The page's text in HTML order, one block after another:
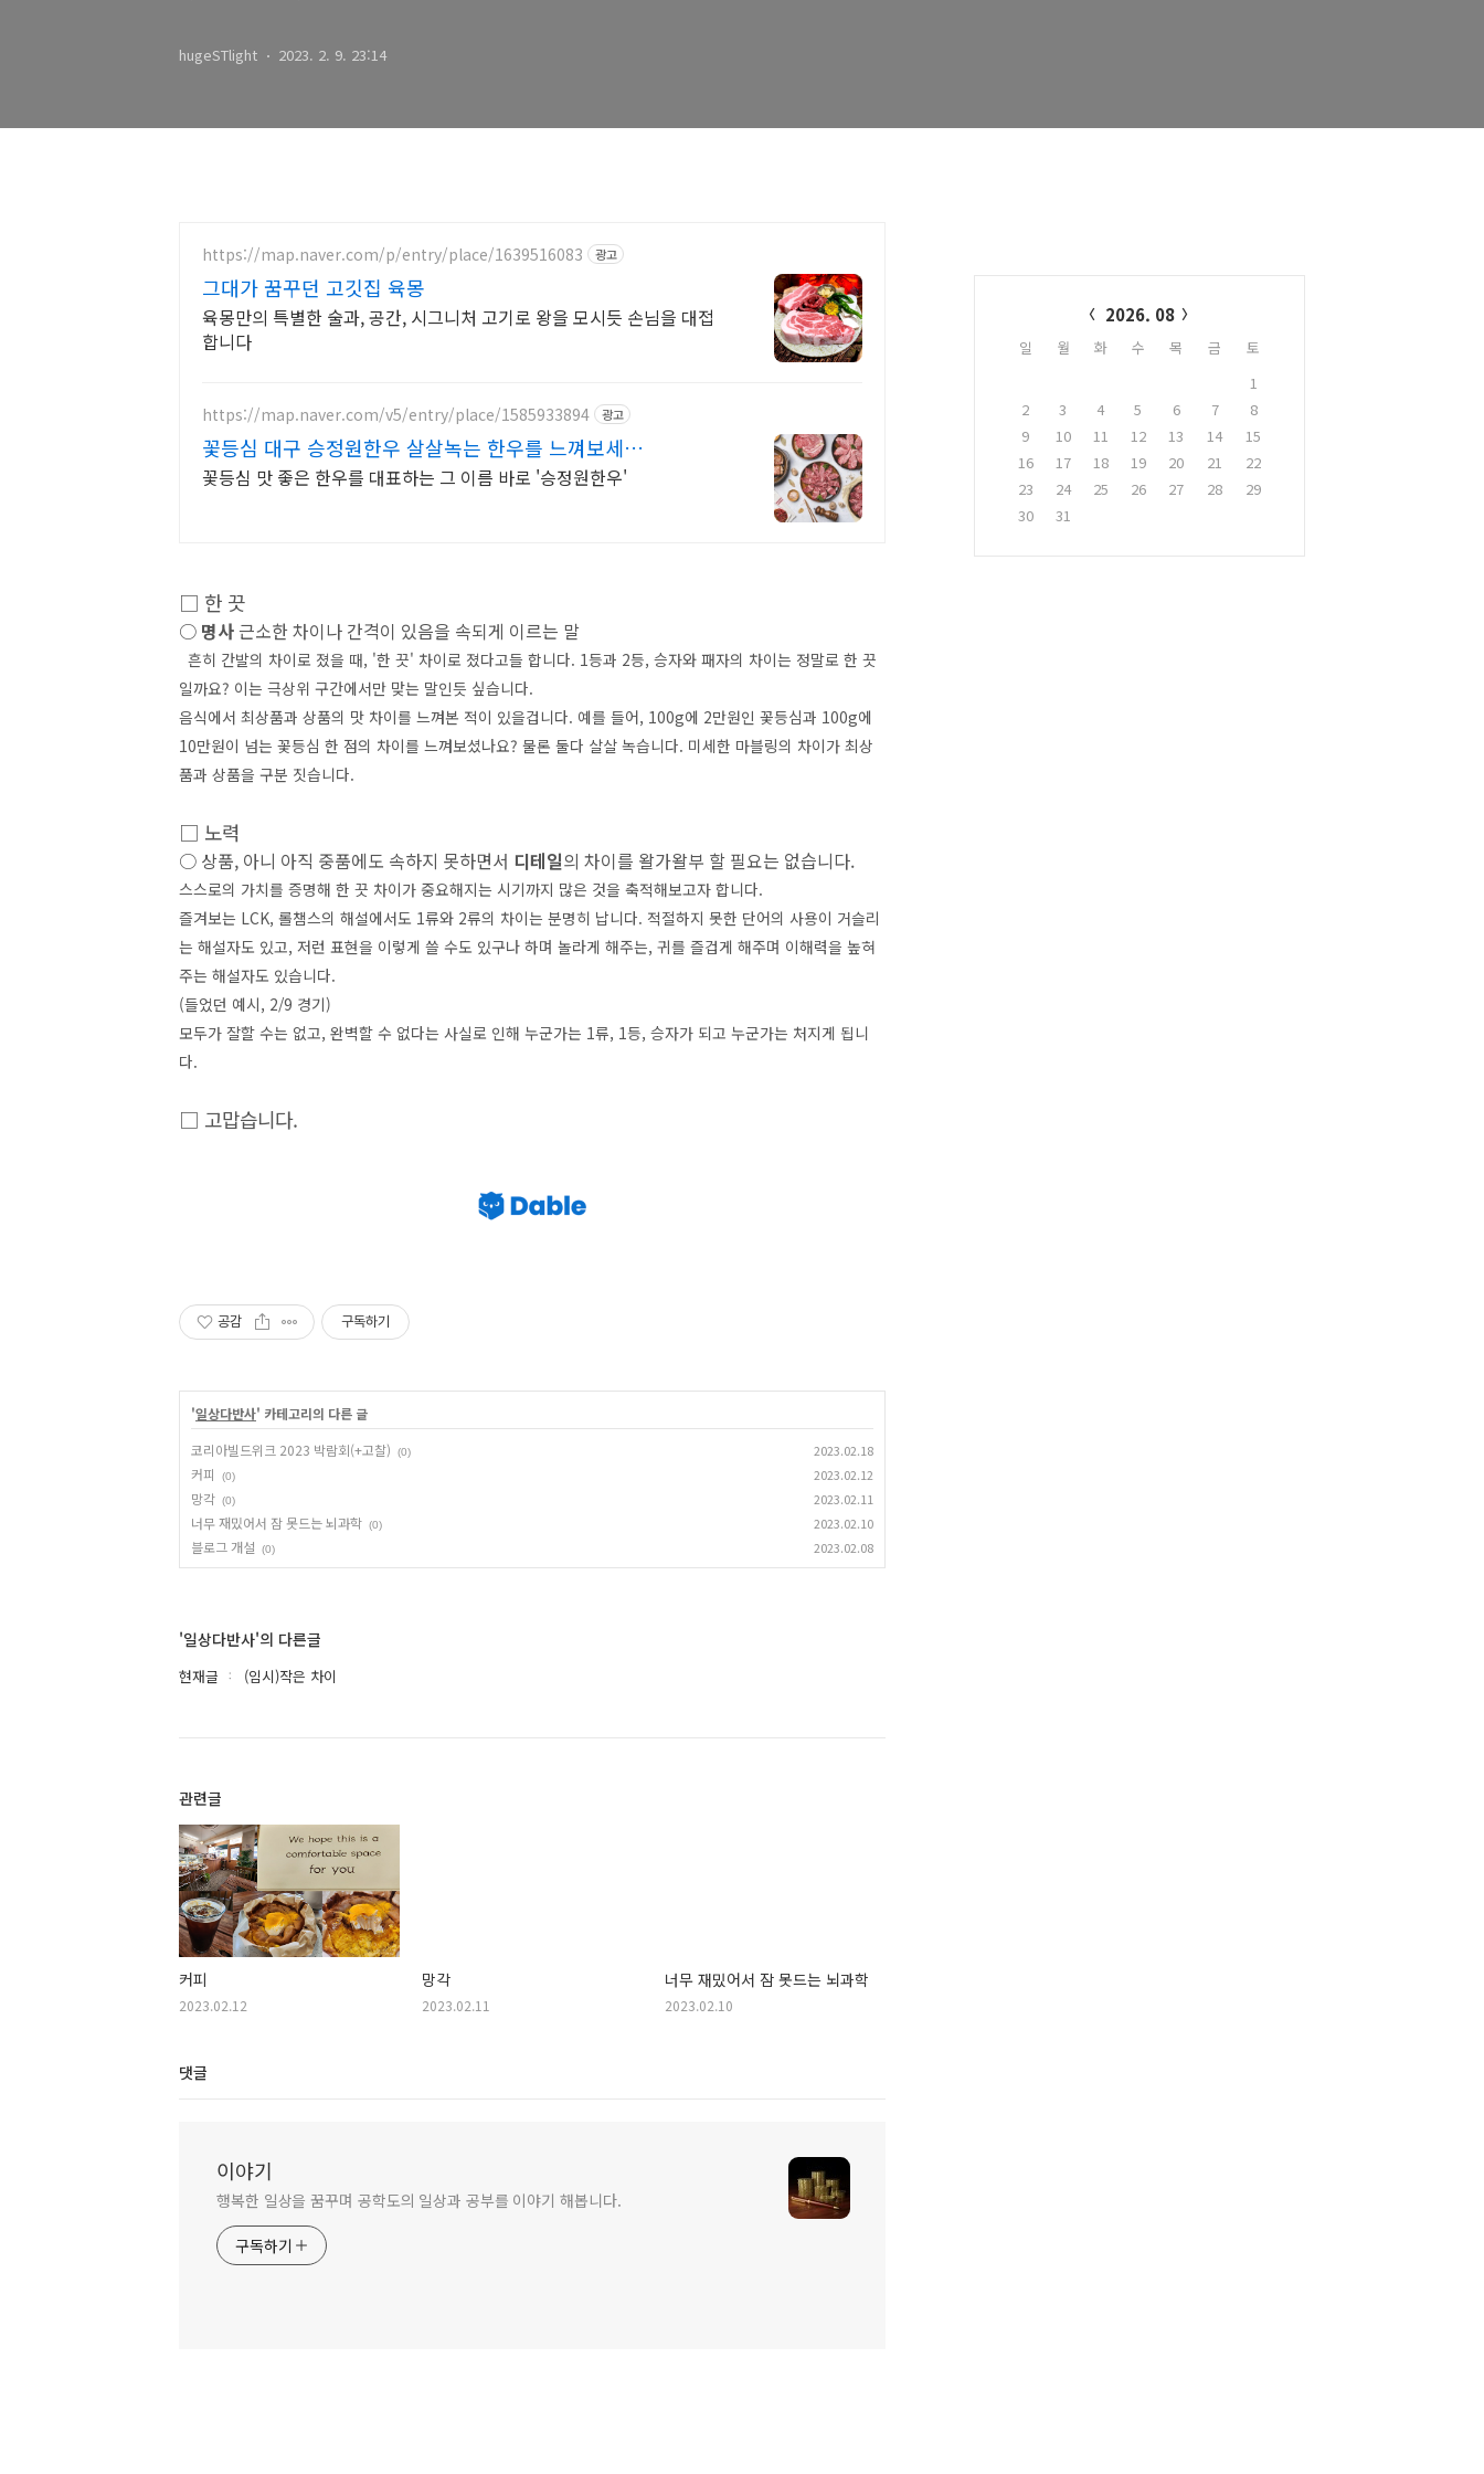
hugeSTlight 2023. 2. 9. 23:14
https://map.naver.com/p/entry/place/1639516083 광고
그대가 꿈꾸던 고깃집 육몽
육몽만의 특별한 술과, 공간, 시그니처 고기로 왕을 모시듯 손님을 대접
합니다
https://map.naver.com/v5/entry/place/1585933894 광고
꽃등심 대구 승정원한우 살살녹는 한우를 느껴보세
요!
꽃등심 맛 좋은 한우를 대표하는 그 이름 바로 '승정원한우'
□ 한 끗
○ 명사 근소한 차이나 간격이 있음을 속되게 이르는 말
흔히 간발의 차이로 졌을 때, '한 끗' 차이로 졌다고들 합니다. 1등과 2등, 승자와 패자의 차이는 정말로 한 끗
일까요? 이는 극상위 구간에서만 맞는 말인듯 싶습니다.
음식에서 최상품과 상품의 맛 차이를 느껴본 적이 있을겁니다. 예를 들어, 100g에 2만원인 꽃등심과 100g에
10만원이 넘는 꽃등심 한 점의 차이를 느껴보셨나요? 물론 둘다 살살 녹습니다. 미세한 마블링의 차이가 최상
품과 상품을 구분 짓습니다.
□ 노력
○ 상품, 아니 아직 중품에도 속하지 못하면서 디테일의 차이를 왈가왈부 할 필요는 없습니다.
스스로의 가치를 증명해 한 끗 차이가 중요해지는 시기까지 많은 것을 축적해보고자 합니다.
즐겨보는 LCK, 롤챔스의 해설에서도 1류와 2류의 차이는 분명히 납니다. 적절하지 못한 단어의 사용이 거슬리
는 해설자도 있고, 저런 표현을 이렇게 쓸 수도 있구나 하며 놀라게 해주는, 귀를 즐겁게 해주며 이해력을 높혀
주는 해설자도 있습니다.
(들었던 예시, 2/9 경기)
모두가 잘할 수는 없고, 완벽할 수 없다는 사실로 인해 누군가는 1류, 1등, 승자가 되고 누군가는 처지게 됩니
다.
□ 고맙습니다.
공감 구독하기
'일상다반사' 카테고리의 다른 글
코리아빌드위크 2023 박람회(+고찰)
(0) 2023.02.18
커피 (0) 2023.02.12
망각 (0) 2023.02.11
너무 재밌어서 잠 못드는 뇌과학 (0) 2023.02.10
블로그 개설 (0) 2023.02.08
'일상다반사'의 다른글
현재글 (임시)작은 차이
관련글
커피
2023.02.12
망각
2023.02.11
너무 재밌어서 잠 못드는 뇌과학
2023.02.10
댓글
이야기
행복한 일상을 꿈꾸며 공학도의 일상과 공부를 이야기 해봅니다.
구독하기
2026. 08
일 월 화 수 목 금
토
1
2
3 4 5 6 7
8
9
10 11 12 13 14
15
16
17 18 19 20 21
22
23
24 25 26 27 28
29
30
31